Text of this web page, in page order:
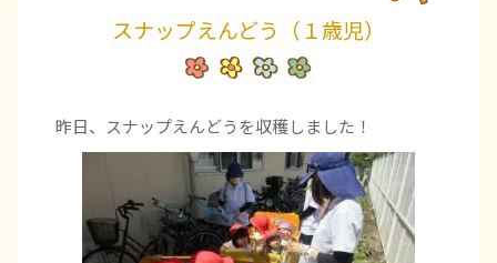
スナップえんどう（１歳児）
昨日、スナップえんどうを収穫しました！